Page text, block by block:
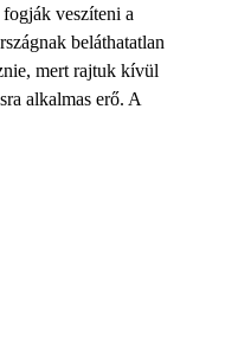
veszíteni a
beláthatatlan
mert rajtuk kívül
alkalmas erő. A